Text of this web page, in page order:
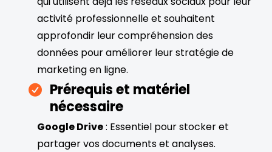
activité professionnelle et souhaitent
approfondir leur compréhension des
données pour améliorer leur stratégie de
marketing en ligne.
Prérequis et matériel
nécessaire
Google Drive: Essentiel pour stocker et
partager vos documents et analyses.